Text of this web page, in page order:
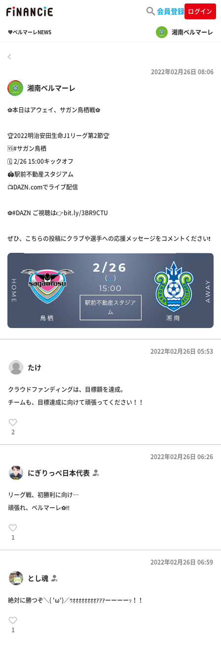
会員登録 ログイン
💚ベルマーレNEWS 湘南ベルマーレ
湘南ベルマーレ
2022年02月26日 08:06
⚽️本日はアウェイ、サガン鳥栖戦⚽
🏆2022明治安田生命J1リーグ第2節🏆
🆚#サガン鳥栖
🗓 2/26 15:00キックオフ
🏟️駅前不動産スタジアム
📺DAZN.comでライブ配信
⚽️#DAZN ご視聴は👉bit.ly/3BR9CTU
ぜひ、こちらの投稿にクラブや選手への応援メッセージをコメントください❗️
たけ
2022年02月26日 05:53
クラウドファンディングは、目標額を達成。
チームも、目標達成に向けて頑張ってください！！
2
にぎりっぺ日本代表
2022年02月26日 06:26
リーグ戦、初勝利に向け…
頑張れ、ベルマーレ⚽️‼️
1
とし魂
2022年02月26日 06:59
絶対に勝つぞ＼( 'ω')／ｳｵｵｵｵｵｵｵｵｱｱｱーーーーｯ！！
1